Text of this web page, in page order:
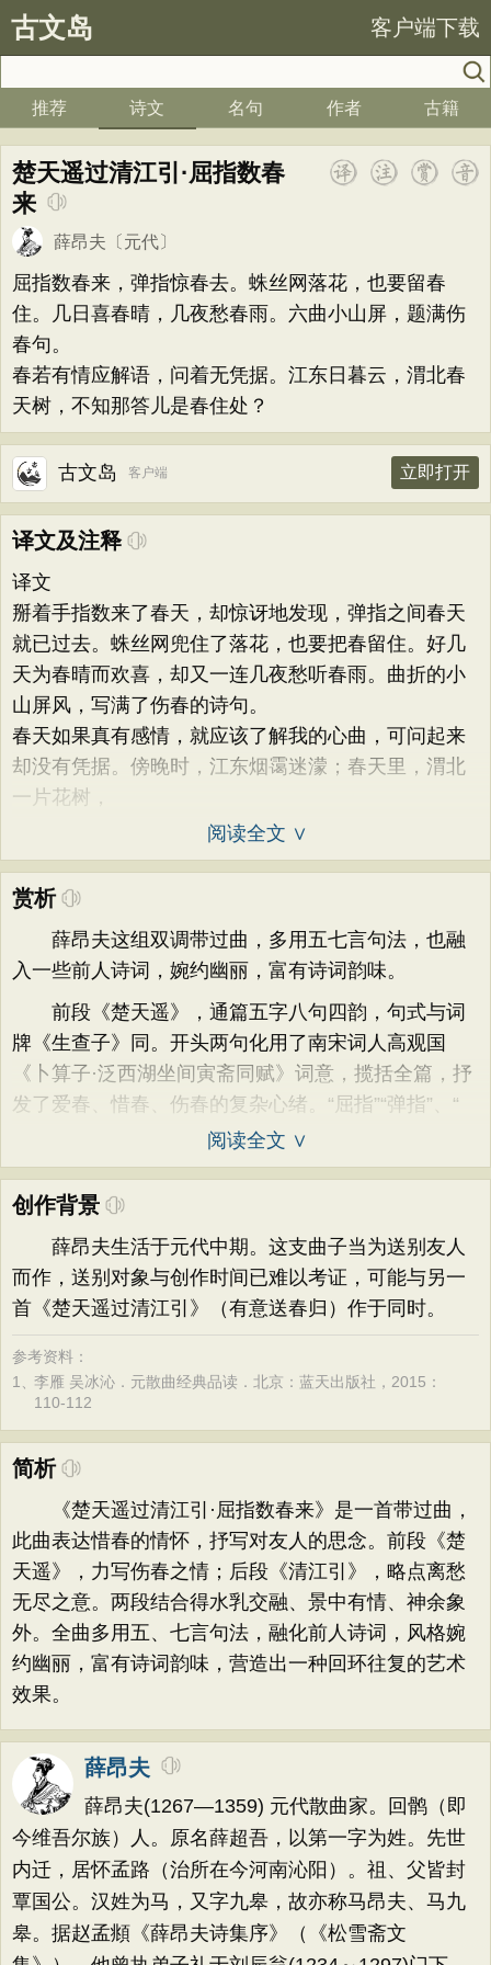
古文岛 客户端下载
推荐 诗文 名句 作者 古籍
楚天遥过清江引·屈指数春
来
薛昂夫 〔元代〕
屈指数春来，弹指惊春去。蛛丝网落花，也要留春
住。几日喜春晴，几夜愁春雨。六曲小山屏，题满伤
春句。
春若有情应解语，问着无凭据。江东日暮云，渭北春
天树，不知那答儿是春住处？
古文岛 客户端 立即打开
译文及注释
译文
掰着手指数来了春天，却惊讶地发现，弹指之间春天
就已过去。蛛丝网兜住了落花，也要把春留住。好几
天为春晴而欢喜，却又一连几夜愁听春雨。曲折的小
山屏风，写满了伤春的诗句。
春天如果真有感情，就应该了解我的心曲，可问起来
却没有凭据。傍晚时，江东烟霭迷濛；春天里，渭北
一片花树，
阅读全文 ∨
赏析
薛昂夫这组双调带过曲，多用五七言句法，也融
入一些前人诗词，婉约幽丽，富有诗词韵味。
前段《楚天遥》，通篇五字八句四韵，句式与词
牌《生查子》同。开头两句化用了南宋词人高观国
《卜算子·泛西湖坐间寅斋同赋》词意，揽括全篇，抒
发了爱春、惜春、伤春的复杂心绪。“屈指”“弹指”、“
阅读全文 ∨
创作背景
薛昂夫生活于元代中期。这支曲子当为送别友人
而作，送别对象与创作时间已难以考证，可能与另一
首《楚天遥过清江引》（有意送春归）作于同时。
参考资料：
1、李雁 吴冰沁．元散曲经典品读．北京：蓝天出版社，2015：
110-112
简析
《楚天遥过清江引·屈指数春来》是一首带过曲，
此曲表达惜春的情怀，抒写对友人的思念。前段《楚
天遥》，力写伤春之情；后段《清江引》，略点离愁
无尽之意。两段结合得水乳交融、景中有情、神余象
外。全曲多用五、七言句法，融化前人诗词，风格婉
约幽丽，富有诗词韵味，营造出一种回环往复的艺术
效果。
薛昂夫
薛昂夫(1267—1359) 元代散曲家。回鹘（即
今维吾尔族）人。原名薛超吾，以第一字为姓。先世
内迁，居怀孟路（治所在今河南沁阳）。祖、父皆封
覃国公。汉姓为马，又字九皋，故亦称马昂夫、马九
皋。据赵孟頫《薛昂夫诗集序》（《松雪斋文